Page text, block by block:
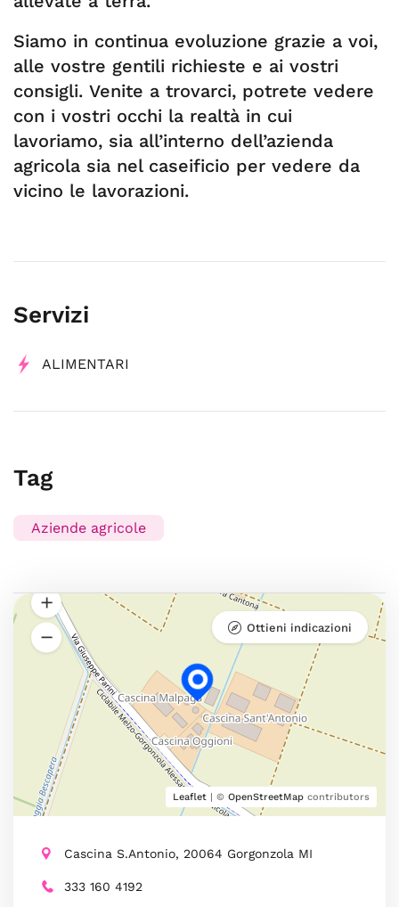
Siamo in continua evoluzione grazie a voi,
alle vostre gentili richieste e ai vostri
consigli. Venite a trovarci, potrete vedere
con i vostri occhi la realtà in cui
lavoriamo, sia all’interno dell’azienda
agricola sia nel caseificio per vedere da
vicino le lavorazioni.
Servizi
ALIMENTARI
Tag
Aziende agricole
Leaflet | © OpenStreetMap contributors
Ottieni indicazioni
Cascina S.Antonio, 20064 Gorgonzola MI
333 160 4192